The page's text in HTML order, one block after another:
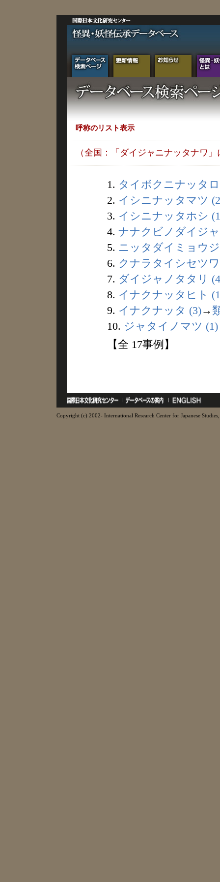
呼称のリスト表示
（全国：「ダイジャニナッタナワ
1. タイボクニナッタ
2. イシニナッタマツ
3. イシニナッタホシ
4. ナナクビノダイジ
5. ニッタダイミョウ
6. クナラタイシセツ
7. ダイジャノタタリ
8. イナクナッタヒト
9. イナクナッタ (3)→
10. ジャタイノマツ (1)
【全 17事例】
Copyright (c) 2002- International Research Center for Japanese